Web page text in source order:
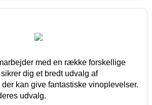
med en række forskellige
dig et bredt udvalg af
kan give fantastiske vinoplevelser.
udvalg.